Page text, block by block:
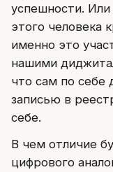
успешности.
этого человека
именно это
нашими
что сам по себе
записью в
себе.
В чем отличие
цифрового